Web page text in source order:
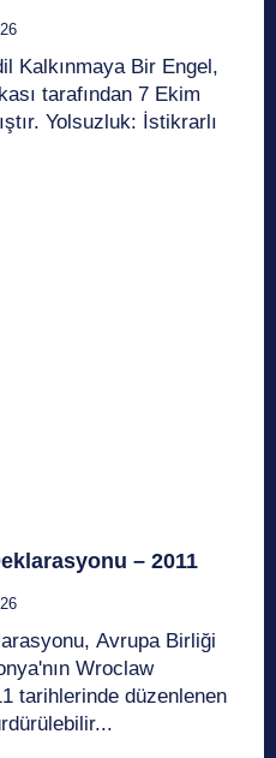
Kalkınmaya Bir Engel,
tarafından 7 Ekim
– 2011
Avrupa Birliği
Wroclaw
tarihlerinde düzenlenen